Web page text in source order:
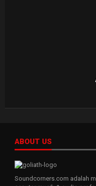
ABOUT US
Soundcorners.com adalah